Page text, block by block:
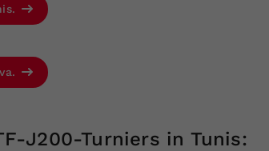
J200-Turniers in Tunis: